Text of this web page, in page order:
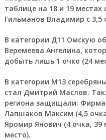
таблице на 18 и 19 местах
Гильманов Владимир с 3,5
В категории Д11 Омскую
Веремеева Ангелина,
добыть лишь 1 очко (24
В категории М13
стал Дмитрий Маслов.
региона защищали:
Лапшаков Максим (4,5
Яромир Янович (4 очка, 39
место).